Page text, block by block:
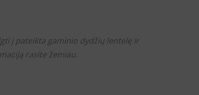
į pateikta gaminio dydžių lentelę ir
rasite žemiau.